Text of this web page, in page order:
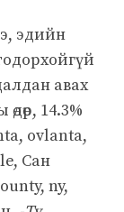
эдийн
авах
14.3%
ovlanta,
Сан
ny,